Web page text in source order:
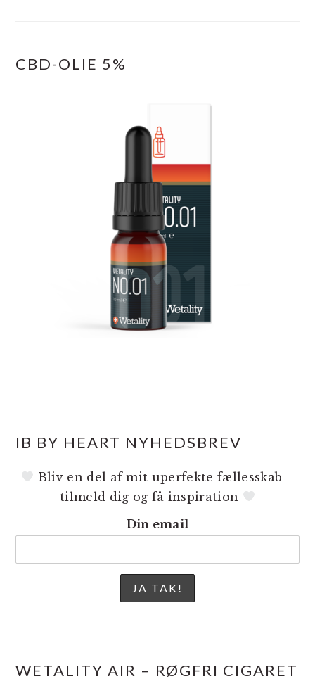
CBD-OLIE 5%
IB BY HEART NYHEDSBREV
Bliv en del af mit uperfekte fællesskab –
tilmeld dig og få inspiration
Din email
WETALITY AIR – RØGFRI CIGARET